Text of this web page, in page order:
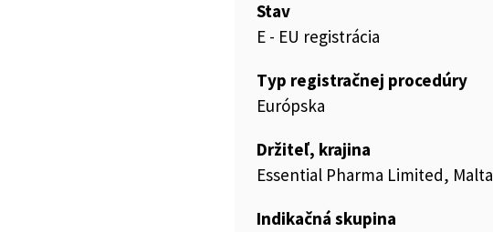
Stav
E - EU registrácia
Typ registračnej procedúry
Európska
Držiteľ, krajina
Essential Pharma Limited, Malta
Indikačná skupina